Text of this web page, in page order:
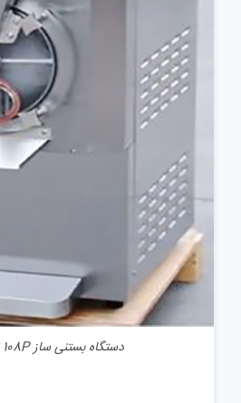
جزئیات
دستگاه بستنی ساز ALMAS 108P